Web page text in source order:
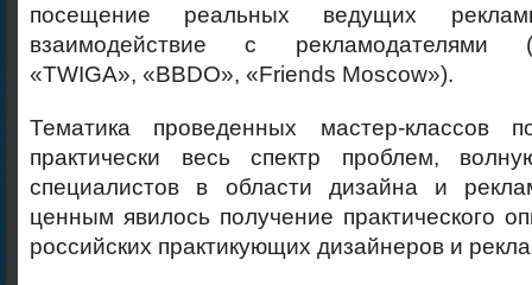
посещение реальных ведущих
взаимодействие с рекламодателями
«TWIGA», «BBDO», «Friends Moscow»).
Тематика проведенных мастер-классов
практически весь спектр проблем,
специалистов в области дизайна и
ценным явилось получение практического
российских практикующих дизайнеров и